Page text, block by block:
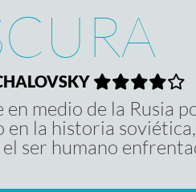
medio de la Rusia
la historia
ser humano